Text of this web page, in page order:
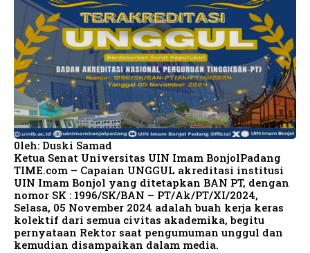
0leh: Duski Samad
Ketua Senat Universitas UIN Imam BonjolPadang
TIME.com – Capaian UNGGUL akreditasi institusi
UIN Imam Bonjol yang ditetapkan BAN PT, dengan
nomor SK : 1996/SK/BAN – PT/Ak/PT/XI/2024,
Selasa, 05 November 2024 adalah buah kerja keras
kolektif dari semua civitas akademika, begitu
pernyataan Rektor saat pengumuman unggul dan
kemudian disampaikan dalam media.